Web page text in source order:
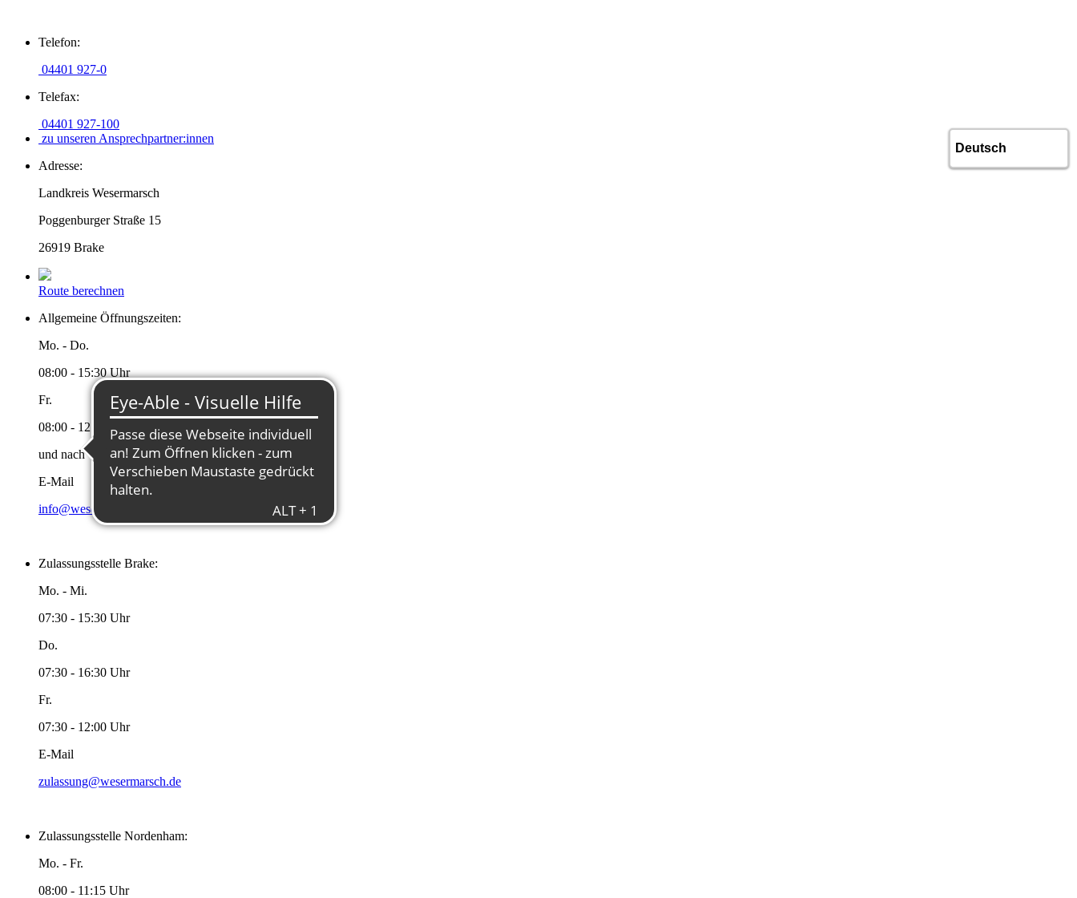
Inhalt
Telefon:
04401 927-0
Telefax:
04401 927-100
zu unseren Ansprechpartner:innen
Adresse:
Landkreis Wesermarsch
Poggenburger Straße 15
26919 Brake
Route berechnen
Allgemeine Öffnungszeiten:
Mo. - Do.
08:00 - 15:30 Uhr
Fr.
08:00 - 12:00 Uhr
und nach Vereinbarung
E-Mail
info@wesermarsch.de
Zulassungsstelle Brake:
Mo. - Mi.
07:30 - 15:30 Uhr
Do.
07:30 - 16:30 Uhr
Fr.
07:30 - 12:00 Uhr
E-Mail
zulassung@wesermarsch.de
Zulassungsstelle Nordenham:
Mo. - Fr.
08:00 - 11:15 Uhr